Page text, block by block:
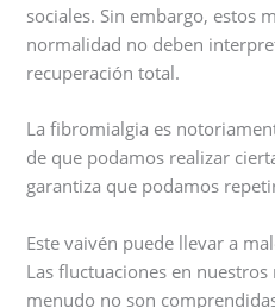
sociales. Sin embargo, estos
normalidad no deben
recuperación total.
La fibromialgia es
de que podamos realizar
garantiza que podamos
Este vaivén puede llevar a
Las fluctuaciones en
menudo no son